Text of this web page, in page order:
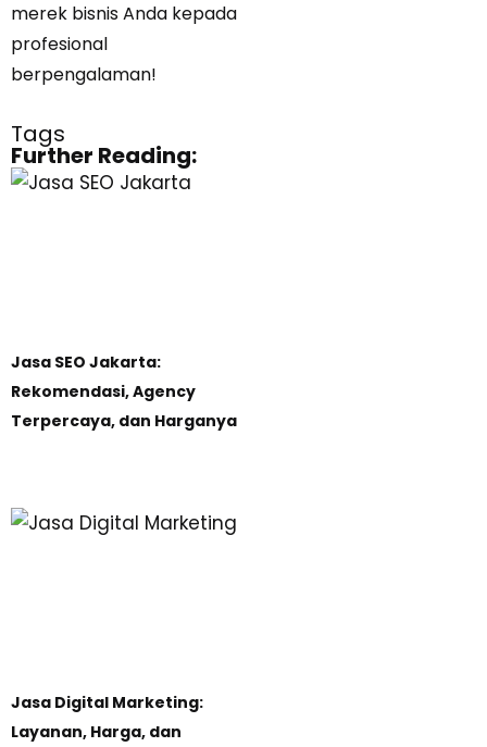
merek bisnis Anda kepada
profesional
berpengalaman!
Tags
Further Reading:
Jasa SEO Jakarta:
Rekomendasi, Agency
Terpercaya, dan Harganya
Jasa Digital Marketing:
Layanan, Harga, dan